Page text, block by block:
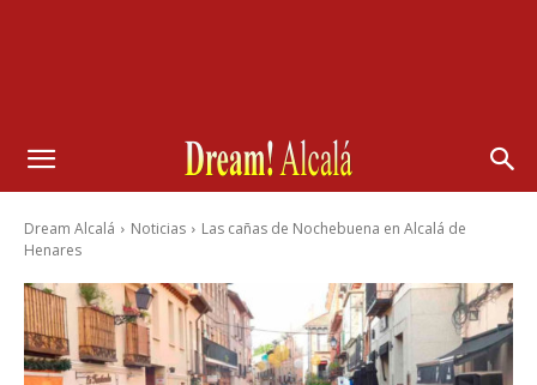
Dream Alcalá Noticias
Las cañas de Nochebuena en Alcalá de
Henares